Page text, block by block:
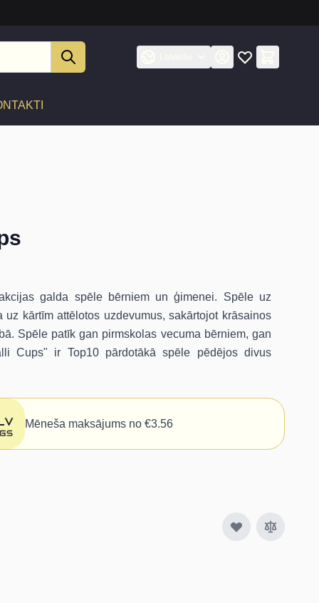
galda spēle bērniem un ģimenei. Spēle uz
kārtīm attēlotos uzdevumus, sakārtojot krāsainos
Spēle patīk gan pirmskolas vecuma bērniem, gan
Cups" ir Top10 pārdotākā spēle pēdējos divus
Mēneša maksājums no €3.56